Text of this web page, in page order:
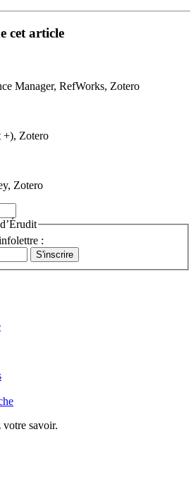
cet article
Manager, RefWorks, Zotero
+), Zotero
Zotero
:
savoir.